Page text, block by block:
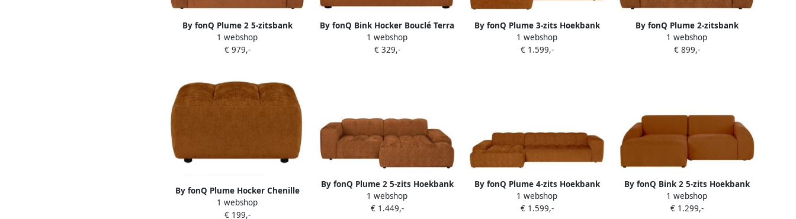
By fonQ Plume 2 5-zitsbank
Chenille Terra
1 webshop
€ 979,-
By fonQ Bink Hocker Bouclé Terra
1 webshop
€ 329,-
By fonQ Plume 3-zits Hoekbank
met Chaise Longue XL Links
Chenille Terra
1 webshop
€ 1.599,-
By fonQ Plume 2-zitsbank
Chenille Terra
1 webshop
€ 899,-
By fonQ Plume Hocker Chenille
Terra
1 webshop
€ 199,-
By fonQ Plume 2 5-zits Hoekbank
met Chaise Longue XL Rechts
Chenille Terra
1 webshop
€ 1.449,-
By fonQ Plume 4-zits Hoekbank
met Chaise Longue Links
Chenille Terra
1 webshop
€ 1.599,-
By fonQ Bink 2 5-zits Hoekbank
met Chaise Longue Links Bouclé
Terra
1 webshop
€ 1.299,-